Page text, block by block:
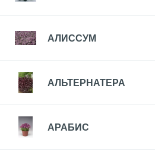
АЛИССУМ
АЛЬТЕРНАТЕРА
АРАБИС